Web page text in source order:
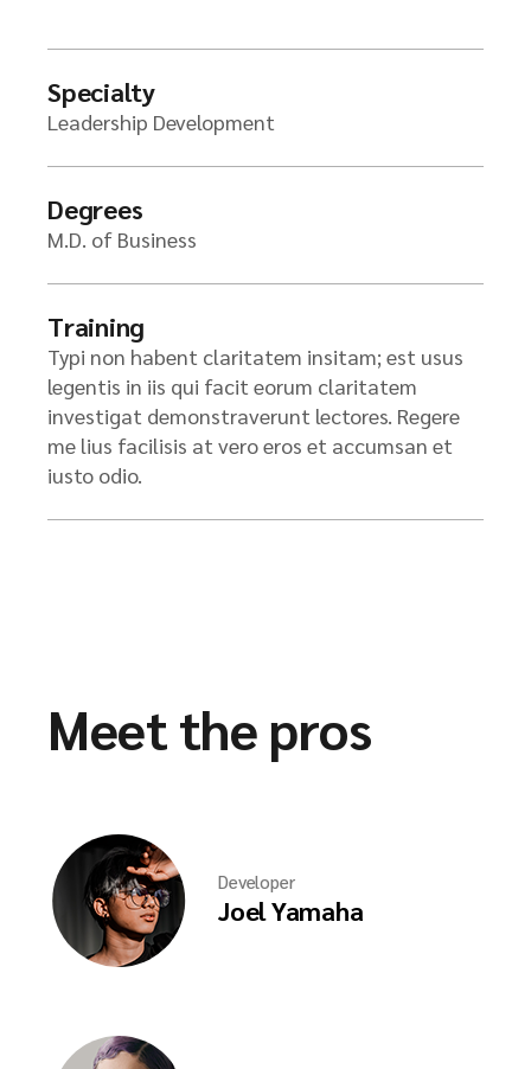
Specialty
Leadership Development
Degrees
M.D. of Business
Training
Typi non habent claritatem insitam; est usus
legentis in iis qui facit eorum claritatem
investigat demonstraverunt lectores. Regere
me lius facilisis at vero eros et accumsan et
iusto odio.
Meet the pros
Developer
Joel Yamaha